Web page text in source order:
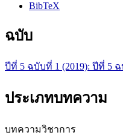
BibTeX
ฉบับ
ปีที่ 5 ฉบับที่ 1 (2019): ปีที่ 5
ประเภทบทความ
บทความวิชาการ